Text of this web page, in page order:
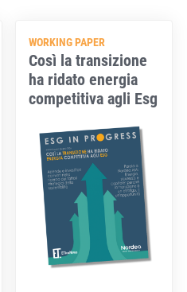
WORKING PAPER
Così la transizione
ha ridato energia
competitiva agli Esg